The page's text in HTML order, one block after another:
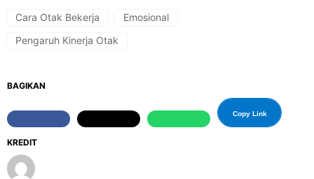
Cara Otak Bekerja
Emosional
Pengaruh Kinerja Otak
KREDIT
BAGIKAN
Copy Link